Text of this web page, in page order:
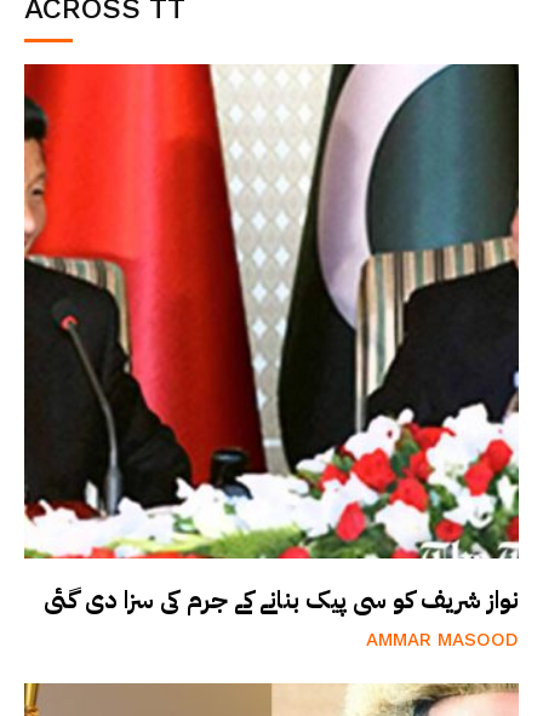
ACROSS TT
نواز شریف کو سی پیک بنانے کے جرم کی سزا دی گئی
AMMAR MASOOD